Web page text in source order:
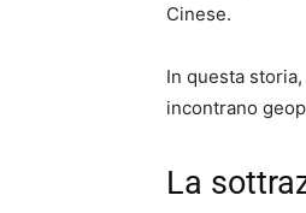
Cinese.
In questa storia,
incontrano
La